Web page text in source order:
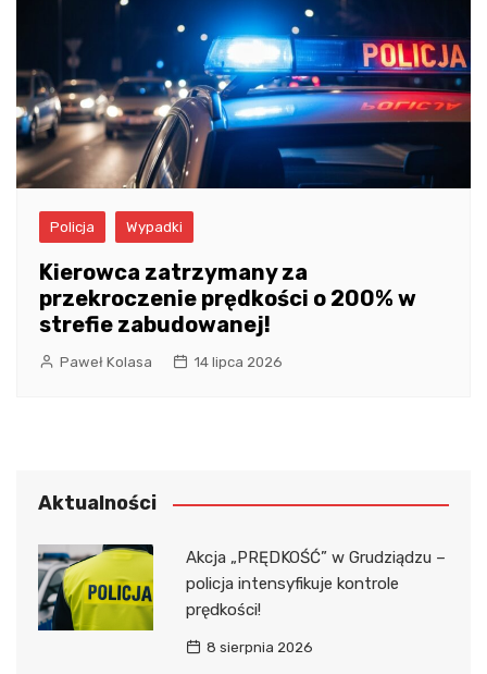
Policja Wypadki
Kierowca zatrzymany za
przekroczenie prędkości o 200% w
strefie zabudowanej!
Paweł Kolasa 14 lipca 2026
Aktualności
Akcja „PRĘDKOŚĆ” w Grudziądzu –
policja intensyfikuje kontrole
prędkości!
8 sierpnia 2026